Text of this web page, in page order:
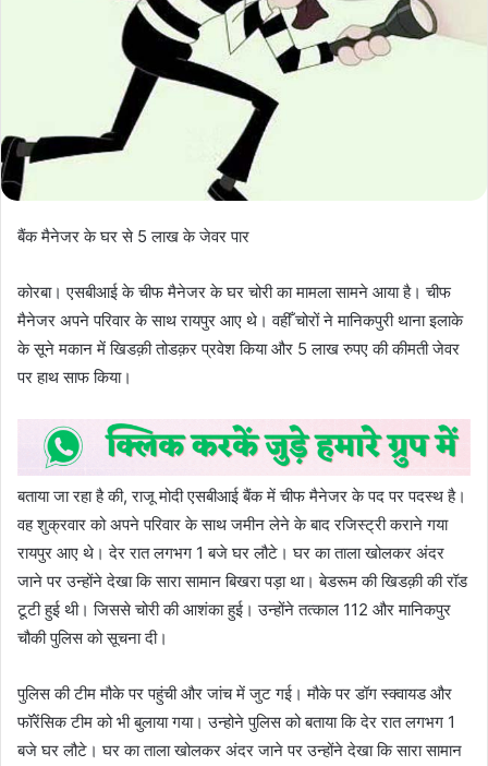
बैंक मैनेजर के घर से 5 लाख के जेवर पार
कोरबा। एसबीआई के चीफ मैनेजर के घर चोरी का मामला सामने आया है। चीफ
मैनेजर अपने परिवार के साथ रायपुर आए थे। वहीँ चोरों ने मानिकपुरी थाना इलाके
के सूने मकान में खिडक़ी तोडक़र प्रवेश किया और 5 लाख रुपए की कीमती जेवर
पर हाथ साफ किया।
बताया जा रहा है की, राजू मोदी एसबीआई बैंक में चीफ मैनेजर के पद पर पदस्थ है।
वह शुक्रवार को अपने परिवार के साथ जमीन लेने के बाद रजिस्ट्री कराने गया
रायपुर आए थे। देर रात लगभग 1 बजे घर लौटे। घर का ताला खोलकर अंदर
जाने पर उन्होंने देखा कि सारा सामान बिखरा पड़ा था। बेडरूम की खिडक़ी की रॉड
टूटी हुई थी। जिससे चोरी की आशंका हुई। उन्होंने तत्काल 112 और मानिकपुर
चौकी पुलिस को सूचना दी।
पुलिस की टीम मौके पर पहुंची और जांच में जुट गई। मौके पर डॉग स्क्वायड और
फॉरेंसिक टीम को भी बुलाया गया। उन्होने पुलिस को बताया कि देर रात लगभग 1
बजे घर लौटे। घर का ताला खोलकर अंदर जाने पर उन्होंने देखा कि सारा सामान